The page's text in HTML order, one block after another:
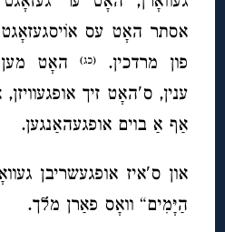
אסתר האָט עס
פון מרדכין.(כג)
האָט
ענין, ס′האָט זיך
אַף אַ בוים אופגעהאַנגען.
און ס′איז אופגעשריבן
הַיָּמִים“ וואָס פאַרן מלך.